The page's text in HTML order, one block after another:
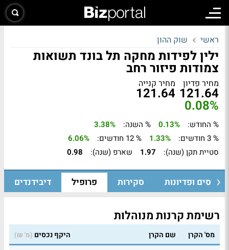
ראשי שוק ההון
ילין לפידות מחקה תל בונד תשואות
צמודות פיזור רחב
מחיר פדיון
121.64
מחיר קנייה
121.64
0.08%
% החודש: 0.13% % השנה:
3.38%
% 3 חודשים:
1.33% % 12 חודשים:
6.06%
סטיית תקן (שנה):
1.97 שארפ (שנה): 0.98
גיוסים ופדיונות סקירות פרופיל דיבידנדים
רשימת קרנות מנוהלות
מס' הקרן שם הקרן היקף נכסים (מ' ₪)